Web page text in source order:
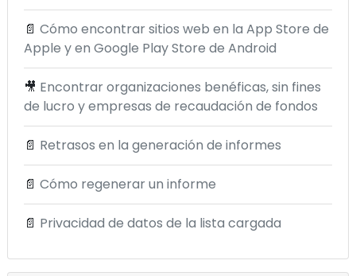
📄 Cómo encontrar sitios web en la App Store de
Apple y en Google Play Store de Android
🎥 Encontrar organizaciones benéficas, sin fines
de lucro y empresas de recaudación de fondos
📄 Retrasos en la generación de informes
📄 Cómo regenerar un informe
📄 Privacidad de datos de la lista cargada